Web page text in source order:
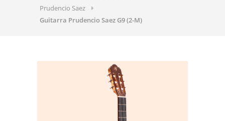
Prudencio Saez
Guitarra Prudencio Saez G9 (2-M)